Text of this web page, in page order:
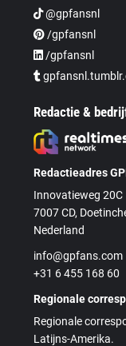
@gpfansnl
/gpfansnl
/gpfansnl
Redactie &
Redactieadres
Innovatieweg 20C
7007 CD,
Nederland
info@gpfans.com
+31 6 455 168 60
Regionale
Regionale
Latijns-Amerika.